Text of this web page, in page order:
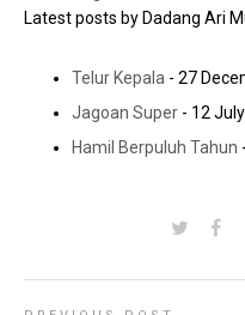
Latest posts by Dadang Ari
Telur Kepala - 27
Jagoan Super - 12
Hamil Berpuluh Tahun